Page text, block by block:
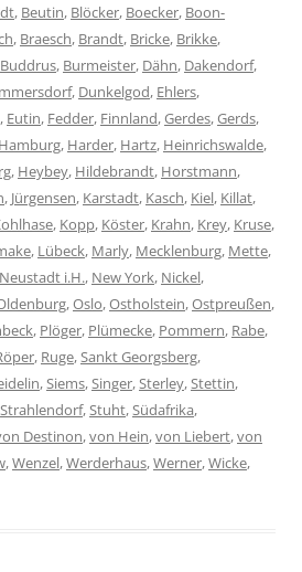
, Beutin, Blöcker, Boecker, Boon-
, Braesch, Brandt, Bricke, Brikke,
Buddrus, Burmeister, Dähn, Dakendorf,
, Dunkelgod, Ehlers,
, Eutin, Fedder, Finnland,Gerdes,Gerds,
Hamburg, Harder, Hartz, Heinrichswalde,
, Heybey, Hildebrandt, Horstmann,
, Jürgensen, Karstadt, Kasch, Kiel, Killat,
, Kopp, Köster, Krahn, Krey, Kruse,
, Lübeck, Marly, Mecklenburg, Mette,
Neustadt i.H., New York, Nickel,
,Oslo,Ostholstein,Ostpreußen,
, Plöger, Plümecke, Pommern, Rabe,
, Ruge,Sankt Georgsberg,
,Siems,Singer,Sterley,Stettin,
Strahlendorf,Stuht,Südafrika,
Destinon,von Hein,von Liebert,von
,Wenzel,Werderhaus,Werner,Wicke,